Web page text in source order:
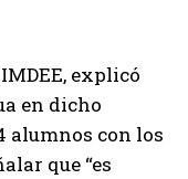
explicó
en dicho
alumnos con los
que “es